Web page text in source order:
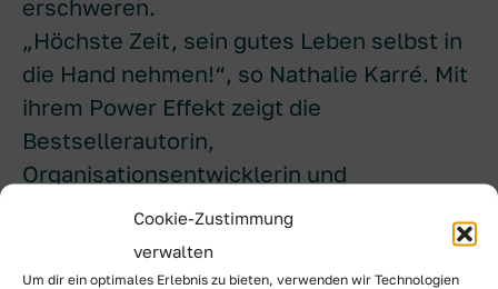
Cookie-Zustimmung
verwalten
Um dir ein optimales Erlebnis zu bieten, verwenden wir Technologien
erschweren.
„Höchste Zeit, sein gutes Leben selbst in
die Hand nehmen!“, so Nathalie Karré. Mit
ihrem Power Effekt zeigt die
Bestsellerautorin,
Organisationsentwicklerin und
Empowerment Aktivistin fundiert und
praxisnah, wie Frauen diese Dynamiken
erfolgreich durchbrechen, ihre Stärken